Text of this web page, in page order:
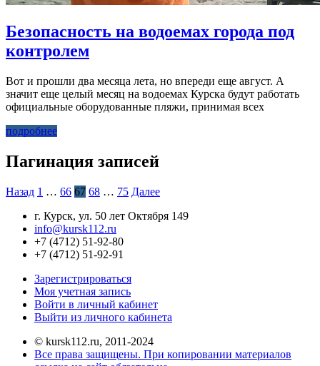
Безопасность на водоемах города под
контролем
Вот и прошли два месяца лета, но впереди еще август. А
значит еще целый месяц на водоемах Курска будут работать
официальные оборудованные пляжи, принимая всех
подробнее
Пагинация записей
Назад 1 … 66 67 68 … 75 Далее
г. Курск, ул. 50 лет Октября 149
info@kursk112.ru
+7 (4712) 51-92-80
+7 (4712) 51-92-91
Зарегистрироваться
Моя учетная запись
Войти в личный кабинет
Выйти из личного кабинета
© kursk112.ru, 2011-2024
Все права защищены. При копировании материалов